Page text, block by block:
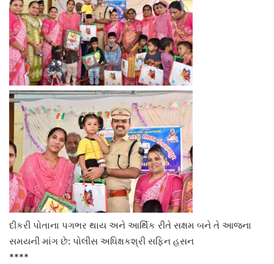
દીકરી પોતાના પગભર થાય અને આર્થિક રીતે સક્ષમ બને તે આજના
સમયની માંગ છે: પોલીસ અધિક્ષકશ્રી સફિન હસન
****